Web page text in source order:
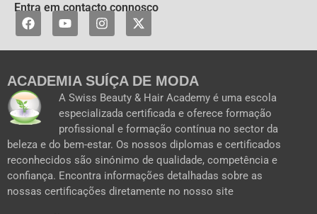
Entra em contacto connosco
F
a
e
o
o
k
Y
o
t
b
e
I
n
t
g
r
a
m
X
-
w
t
e
r
ACADEMIA SUÍÇA DE MODA
A Swiss Beauty & Hair Academy é uma escola
especializada certificada e oferece formação
profissional e formação contínua no sector da
beleza e do bem-estar. Os nossos diplomas e certificados
reconhecidos são sinónimo de qualidade, competência e
confiança. Encontra informações detalhadas sobre as
nossas certificações diretamente no nosso site